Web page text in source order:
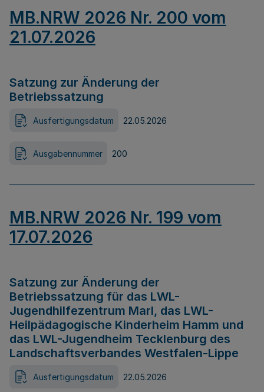
MB.NRW 2026 Nr. 200 vom
21.07.2026
Satzung zur Änderung der
Betriebssatzung
Ausfertigungsdatum 22.05.2026
Ausgabennummer 200
MB.NRW 2026 Nr. 199 vom
17.07.2026
Satzung zur Änderung der
Betriebssatzung für das LWL-
Jugendhilfezentrum Marl, das LWL-
Heilpädagogische Kinderheim Hamm und
das LWL-Jugendheim Tecklenburg des
Landschaftsverbandes Westfalen-Lippe
Ausfertigungsdatum 22.05.2026